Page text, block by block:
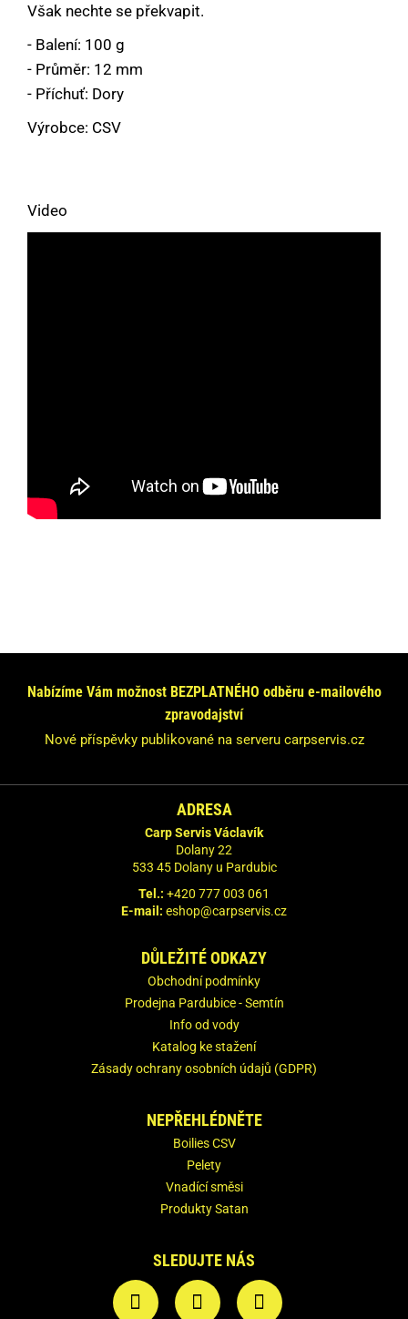
Však nechte se překvapit.
- Balení: 100 g
- Průměr: 12 mm
- Příchuť: Dory
Výrobce: CSV
Video
Neváhejte se na nás obrátit!
Odpovíme Vám do 24 hodin.
Vaše údaje nebudeme nikde zveřejňovat.
Nabízíme Vám možnost BEZPLATNÉHO odběru e-mailového
zpravodajství
Nové příspěvky publikované na serveru carpservis.cz
ADRESA
Carp Servis Václavík
Dolany 22
533 45 Dolany u Pardubic
Tel.: +420 777 003 061
E-mail: eshop@carpservis.cz
DŮLEŽITÉ ODKAZY
Obchodní podmínky
Prodejna Pardubice - Semtín
Info od vody
Katalog ke stažení
Zásady ochrany osobních údajů (GDPR)
NEPŘEHLÉDNĚTE
Boilies CSV
Pelety
Vnadící směsi
Produkty Satan
SLEDUJTE NÁS